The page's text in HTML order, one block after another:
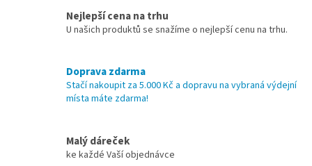
Nejlepší cena na trhu
U našich produktů se snažíme o nejlepší cenu na trhu.
Doprava zdarma
Stačí nakoupit za 5.000 Kč a dopravu na vybraná výdejní
místa máte zdarma!
Malý dáreček
ke každé Vaší objednávce